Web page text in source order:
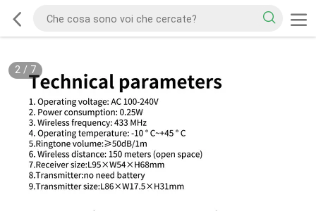
2/ 7